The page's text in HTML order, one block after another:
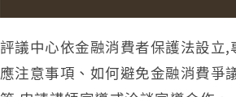
評議中心依金融消費者保護法設立
應注意事項、如何避免金融消費爭